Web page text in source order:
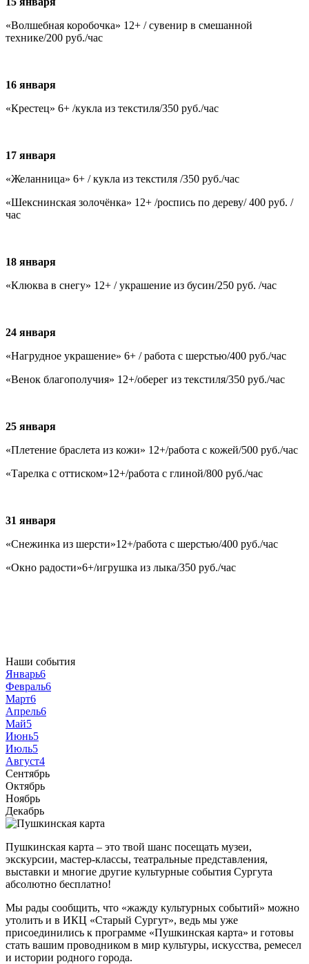
«Волшебная коробочка» 12+ / сувенир в смешанной
технике/200 руб./час
16 января
«Крестец» 6+ /кукла из текстиля/350 руб./час
17 января
«Желанница» 6+ / кукла из текстиля /350 руб./час
«Шекснинская золочёнка» 12+ /роспись по дереву/ 400 руб. /
час
18 января
«Клюква в снегу» 12+ / украшение из бусин/250 руб. /час
24 января
«Нагрудное украшение» 6+ / работа с шерстью/400 руб./час
«Венок благополучия» 12+/оберег из текстиля/350 руб./час
25 января
«Плетение браслета из кожи» 12+/работа с кожей/500 руб./час
«Тарелка с оттиском»12+/работа с глиной/800 руб./час
31 января
«Снежинка из шерсти»12+/работа с шерстью/400 руб./час
«Окно радости»6+/игрушка из лыка/350 руб./час
Наши события
Январь6
Февраль6
Март6
Апрель6
Май5
Июнь5
Июль5
Август4
Сентябрь
Октябрь
Ноябрь
Декабрь
Пушкинская карта – это твой шанс посещать музеи,
экскурсии, мастер-классы, театральные представления,
выставки и многие другие культурные события Сургута
абсолютно бесплатно!
Мы рады сообщить, что «жажду культурных событий» можно
утолить и в ИКЦ «Старый Сургут», ведь мы уже
присоединились к программе «Пушкинская карта» и готовы
стать вашим проводником в мир культуры, искусства, ремесел
и истории родного города.